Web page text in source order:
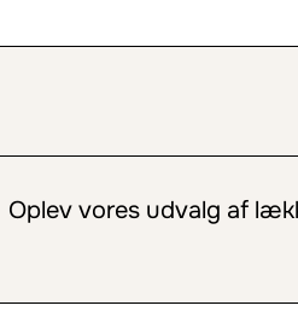
Oplev vores udvalg af